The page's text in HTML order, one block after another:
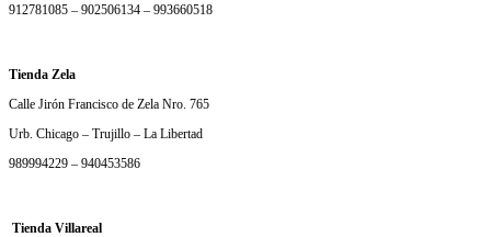
912781085 – 902506134 – 993660518
Tienda Zela
Calle Jirón Francisco de Zela Nro. 765
Urb. Chicago – Trujillo – La Libertad
989994229 – 940453586
Tienda Villareal